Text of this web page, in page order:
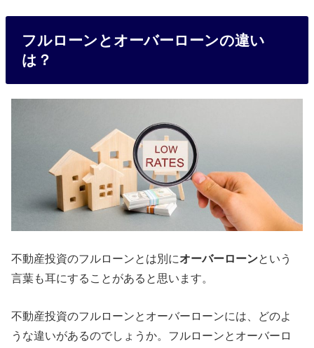
フルローンとオーバーローンの違い
は？
不動産投資のフルローンとは別にオーバーローンという
言葉も耳にすることがあると思います。
不動産投資のフルローンとオーバーローンには、どのよ
うな違いがあるのでしょうか。フルローンとオーバーロ